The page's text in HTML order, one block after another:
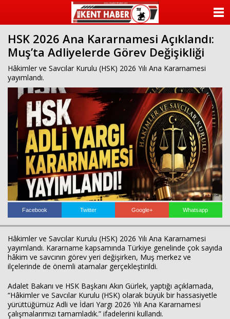
HSK 2026 Ana Kararnamesi Açıklandı:
Muş’ta Adliyelerde Görev Değişikliği
Hâkimler ve Savcılar Kurulu (HSK) 2026 Yılı Ana Kararnamesi
yayımlandı.
Facebook Twitter Google+ Whatsapp
Hâkimler ve Savcılar Kurulu (HSK) 2026 Yılı Ana Kararnamesi
yayımlandı. Kararname kapsamında Türkiye genelinde çok sayıda
hâkim ve savcının görev yeri değişirken, Muş merkez ve
ilçelerinde de önemli atamalar gerçekleştirildi.
Adalet Bakanı ve HSK Başkanı Akın Gürlek, yaptığı açıklamada,
“Hâkimler ve Savcılar Kurulu (HSK) olarak büyük bir hassasiyetle
yürüttüğümüz Adli ve İdari Yargı 2026 Yılı Ana Kararnamesi
çalışmalarımızı tamamladık.” ifadelerini kullandı.
ANASAYFA
KATEGORİLER
ANKETLER
FOTO GALERİ
VİDEO GALERİ
KÜNYE
İLETİŞİM